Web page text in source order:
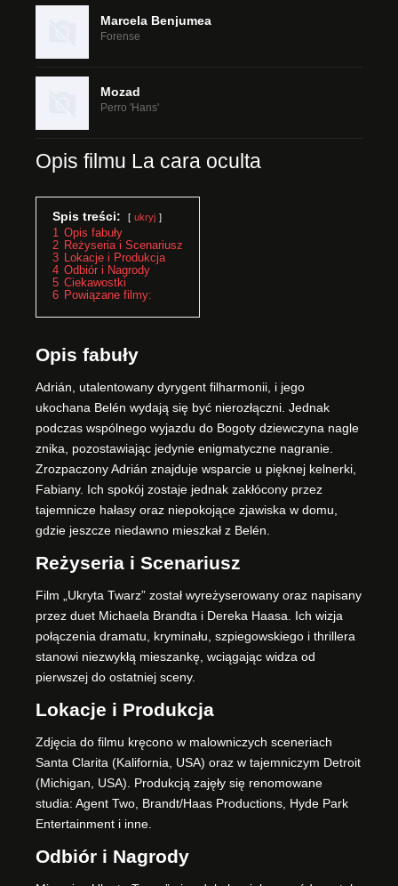
Marcela Benjumea
Forense
Mozad
Perro 'Hans'
Opis filmu La cara oculta
Spis treści: ukryj
1 Opis fabuły
2 Reżyseria i Scenariusz
3 Lokacje i Produkcja
4 Odbiór i Nagrody
5 Ciekawostki
6 Powiązane filmy:
Opis fabuły
Adrián, utalentowany dyrygent filharmonii, i jego
ukochana Belén wydają się być nierozłączni. Jednak
podczas wspólnego wyjazdu do Bogoty dziewczyna nagle
znika, pozostawiając jedynie enigmatyczne nagranie.
Zrozpaczony Adrián znajduje wsparcie u pięknej kelnerki,
Fabiany. Ich spokój zostaje jednak zakłócony przez
tajemnicze hałasy oraz niepokojące zjawiska w domu,
gdzie jeszcze niedawno mieszkał z Belén.
Reżyseria i Scenariusz
Film „Ukryta Twarz” został wyreżyserowany oraz napisany
przez duet Michaela Brandta i Dereka Haasa. Ich wizja
połączenia dramatu, kryminału, szpiegowskiego i thrillera
stanowi niezwykłą mieszankę, wciągając widza od
pierwszej do ostatniej sceny.
Lokacje i Produkcja
Zdjęcia do filmu kręcono w malowniczych sceneriach
Santa Clarita (Kalifornia, USA) oraz w tajemniczym Detroit
(Michigan, USA). Produkcją zajęły się renomowane
studia: Agent Two, Brandt/Haas Productions, Hyde Park
Entertainment i inne.
Odbiór i Nagrody